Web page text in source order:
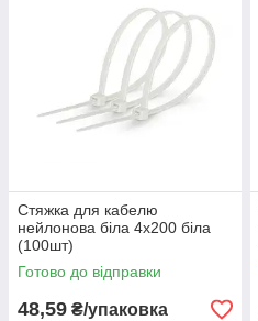
Стяжка для кабелю
нейлонова біла 4х200 біла
(100шт)
Готово до відправки
48,59 ₴/упаковка